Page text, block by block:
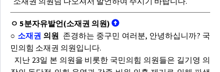
ㅇ 5분자유발언(소재권 의원)
○ 소재권 의원 존경하는 중구민 여러분, 안녕하십니까? 국
민의힘 소재권 의원입니다.
지난 23일 본 의원을 비롯한 국민의힘 의원들은 길기영 의